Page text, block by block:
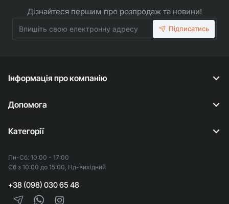
Дізнайтеся першим про розпродаж та новини!
свою
Підписатись
Інформація про компанію
Допомога
Категорії
Пн-Сб: 10:00 - 17:00
Сб з 10:00 до 15:00, Нд-вихідний
+38 (098) 030 65 48